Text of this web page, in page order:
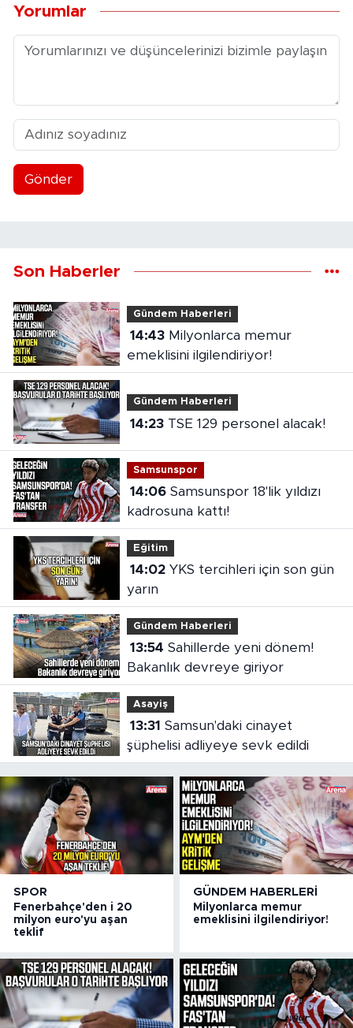
Yorumlar
Gönder
Son Haberler
Gündem Haberleri
14:43Milyonlarca memur
emeklisini ilgilendiriyor!
Gündem Haberleri
14:23 TSE 129 personel alacak!
Samsunspor
14:06Samsunspor 18'lik yıldızı
kadrosuna kattı!
Eğitim
14:02YKS tercihleri için son gün
yarın
Gündem Haberleri
13:54
Bakanlık devreye giriyor
Asayiş
13:31
şüphelisi adliyeye sevk edildi
SPOR
Fenerbahçe'den i 20
milyon euro'yu aşan
teklif
GÜNDEM HABERLERI
Milyonlarca memur
emeklisini ilgilendiriyor!